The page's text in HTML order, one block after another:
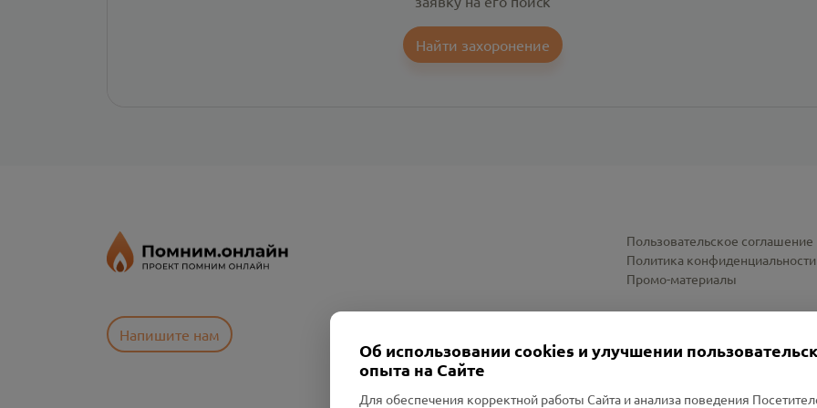
Найти захоронение
Напишите нам
Пользовательское соглашение
Политика конфиденциальности
Промо-материалы
Об использовании cookies и улучшении
опыта на Сайте
Для обеспечения корректной работы Сайта и анализа поведения